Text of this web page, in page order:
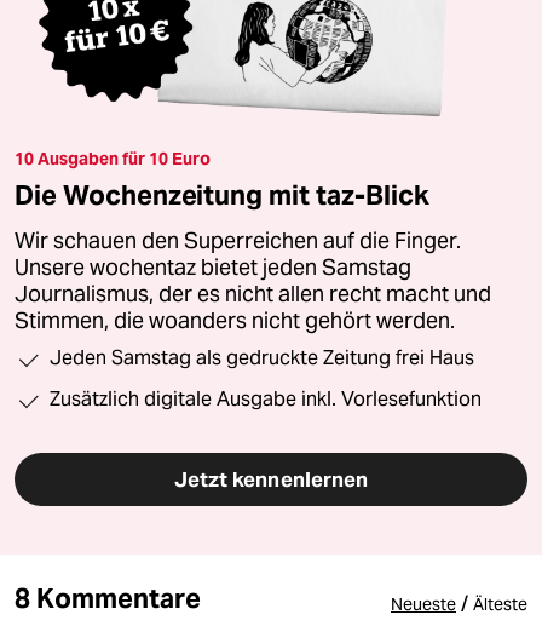
10 Ausgaben für 10 Euro
Die Wochenzeitung mit taz-Blick
Wir schauen den Superreichen auf die Finger.
Unsere wochentaz bietet jeden Samstag
Journalismus, der es nicht allen recht macht und
Stimmen, die woanders nicht gehört werden.
Jeden Samstag als gedruckte Zeitung frei Haus
Zusätzlich digitale Ausgabe inkl. Vorlesefunktion
Jetzt kennenlernen
8 Kommentare Neueste / Älteste